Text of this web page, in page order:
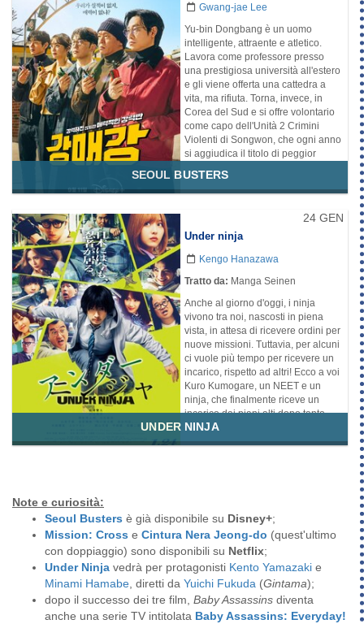
relazione extra-coniugale, seguirà
Kang-moo e si ritroveranno
entrambi in grossi guai
Disponibilità:Netflix
Genere
Azione
Commedia
Gwang-jae Lee
Yu-bin Dongbang è un uomo
intelligente, attraente e atletico.
Lavora come professore presso
una prestigiosa università all'estero
e gli viene offerta una cattedra a
vita, ma rifiuta. Torna, invece, in
Corea del Sud e si offre volontario
come capo dell'Unità 2 Crimini
Violenti di Songwon, che ogni anno
si aggiudica il titolo di peggior
Disponibilità:Disney+
Mistero
SEOUL BUSTERS
24 GEN
Under ninja
Kengo Hanazawa
Tratto da: Manga Seinen
Anche al giorno d'oggi, i ninja
vivono tra noi, nascosti in piena
vista, in attesa di ricevere ordini per
nuove missioni. Tuttavia, per alcuni
ci vuole più tempo per ricevere un
incarico, rispetto ad altri! Ecco a voi
Kuro Kumogare, un NEET e un
ninja, che finalmente riceve un
incarico dai piani alti dopo tanto
tempo!
Genere
UNDER NINJA
Note e curiosità:
Seoul Busters è già disponibile su Disney+;
Mission: Cross e Cintura Nera Jeong-do (quest'ultimo
con doppiaggio) sono disponibili su Netflix;
Under Ninja vedrà per protagonisti Kento Yamazaki e
Minami Hamabe, diretti da Yuichi Fukuda (Gintama);
dopo il successo dei tre film, Baby Assassins diventa
anche una serie TV intitolata Baby Assassins: Everyday!